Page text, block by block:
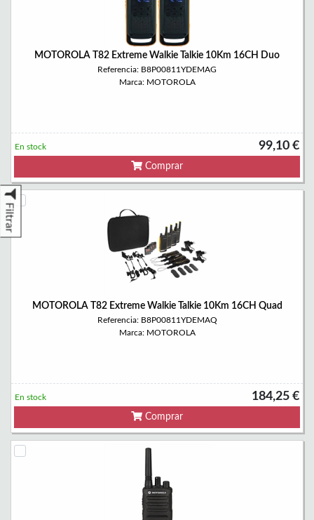
Filtrar
MOTOROLA T82 Extreme Walkie Talkie 10Km 16CH Duo
Referencia: B8P00811YDEMAG
Marca: MOTOROLA
99,10 €
En stock
Comprar
MOTOROLA T82 Extreme Walkie Talkie 10Km 16CH Quad
Referencia: B8P00811YDEMAQ
Marca: MOTOROLA
184,25 €
En stock
Comprar